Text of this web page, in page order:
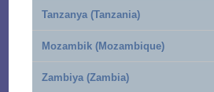
Tanzanya (Tanzania)
Mozambik (Mozambique)
Zambiya (Zambia)